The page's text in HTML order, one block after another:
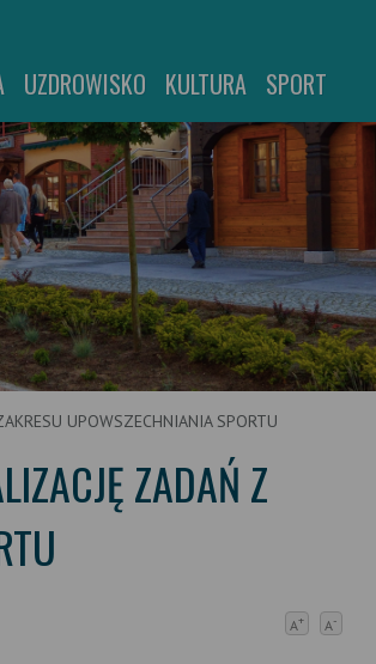
UZDROWISKO KULTURA SPORT
UPOWSZECHNIANIA SPORTU
ZADAŃ Z
A+ A-